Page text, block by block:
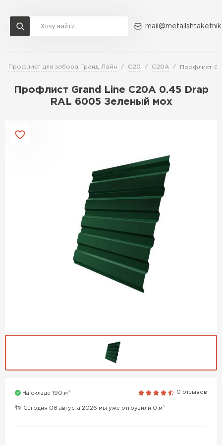
Профлист для забора Гранд Лайн C20 C20A Профлист
Профлист Grand Line C20A 0.45 Drap
RAL 6005 Зеленый мох
На складе 190 м3 0 отзывов
Сегодня 08 августа 2026 мы уже отгрузили 0 м3
Доставка и оплата Акции О компании Контакты
Перейти в каталог